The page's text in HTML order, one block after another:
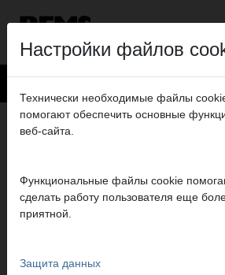
Продукты> Заморозка> REMS Фриго 2 F-Zero
> Einsatz 54 mm, 2er-Pack
№ арт. 131157 R
Einfriereinsatz, 2er-Pack für REMS Frigo 2
Выдержка из каталога
Настройки файлов
Технически необходимые файлы
помогают обеспечить основные
веб-сайта.
Функциональные файлы cookie
сделать работу пользователя еще
приятной.
Защита данных